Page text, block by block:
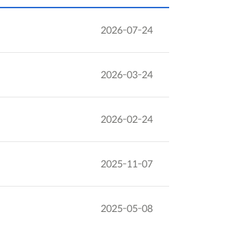
2026-07-24
2026-03-24
2026-02-24
2025-11-07
2025-05-08